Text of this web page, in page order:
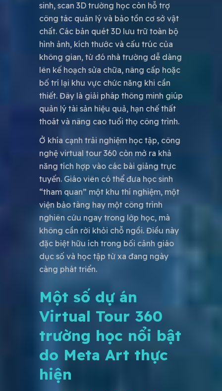
sinh, scan 3D trường học còn hỗ trợ
công tác quản lý và bảo tồn cơ sở vật
chất. Các bản quét 3D lưu trữ toàn bộ
hình ảnh, kích thước và cấu trúc của
không gian, từ đó nhà trường dễ dàng
lên kế hoạch sửa chữa, nâng cấp hoặc
bố trí lại khu vực chức năng khi cần
thiết. Đây là giải pháp thông minh giúp
quản lý tài sản hiệu quả, hạn chế thất
thoát và nâng cao tuổi thọ công trình.
Ở khía cạnh trải nghiệm học tập, công
nghệ virtual tour 360 còn mở ra khả
năng tích hợp vào các bài giảng trực
tuyến. Giáo viên có thể đưa học sinh
“tham quan” một khu thí nghiệm, một
viện bảo tàng hay một công trình
nghiên cứu ngay trong lớp học, mà
không cần rời khỏi chỗ ngồi. Điều này
đặc biệt hữu ích trong bối cảnh giáo
dục số và học tập từ xa đang ngày
càng phát triển.
Một số dự án
Virtual Tour 360
trường học nổi bật
do Meta Art thực
hiện